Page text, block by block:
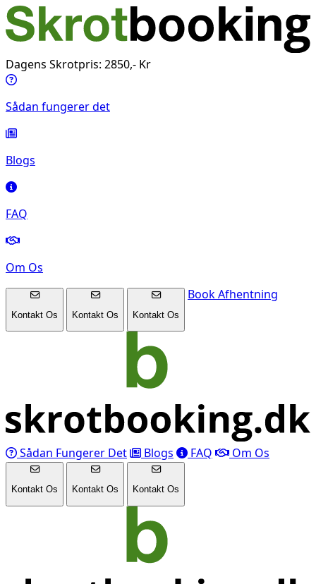
Dagens Skrotpris: 2850,- Kr
Sådan fungerer det
Blogs
FAQ
Om Os
Kontakt Os Kontakt Os Kontakt Os
Book Afhentning
Sådan Fungerer Det Blogs FAQ Om Os
Kontakt Os Kontakt Os Kontakt Os